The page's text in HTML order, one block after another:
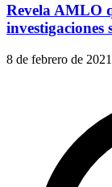
Revela AMLO
investigaciones
8 de febrero de 2021